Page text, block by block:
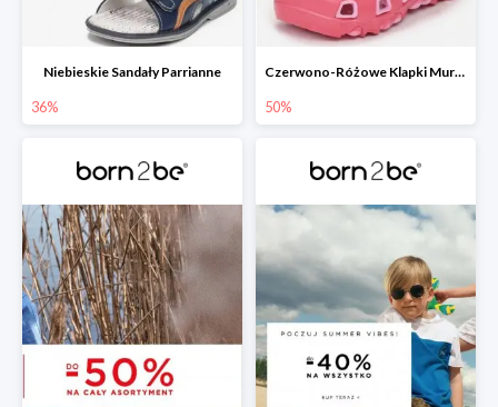
Niebieskie Sandały Parrianne
36%
Czerwono-Różowe Klapki Muriguna
50%